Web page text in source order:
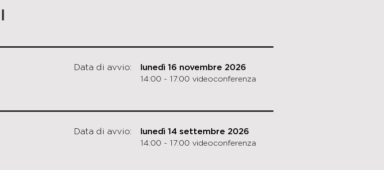
Data di avvio: lunedì 16 novembre 2026
14:00 - 17:00 videoconferenza
Data di avvio: lunedì 14 settembre 2026
14:00 - 17:00 videoconferenza